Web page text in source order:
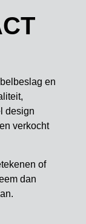
en
design
verkocht
of
dan